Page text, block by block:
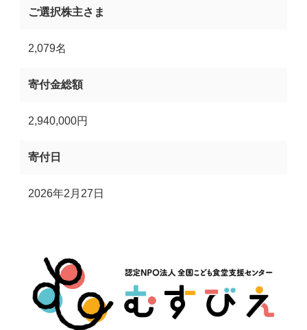
ご選択株主さま
2,079名
寄付金総額
2,940,000円
寄付日
2026年2月27日